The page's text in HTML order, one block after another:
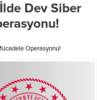
Dev Siber
Operasyonu!